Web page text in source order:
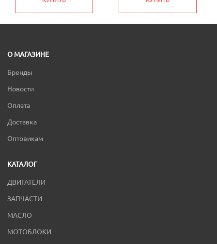
О МАГАЗИНЕ
Бренды
Новости
Оплата
Доставка
Оптовикам
КАТАЛОГ
ДВИГАТЕЛИ
ЗАПЧАСТИ
МАСЛО
МОТОБЛОКИ